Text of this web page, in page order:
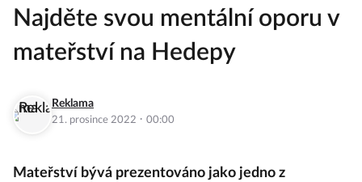
Najděte svou mentální oporu v
mateřství na Hedepy
Reklama
21. prosince 2022 · 00:00
Mateřství bývá prezentováno jako jedno z